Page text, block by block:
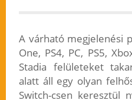
A várható megjelenési
One, PS4, PC, PS5,
Stadia felületeket
alatt áll egy olyan
Switch-csen keresztül